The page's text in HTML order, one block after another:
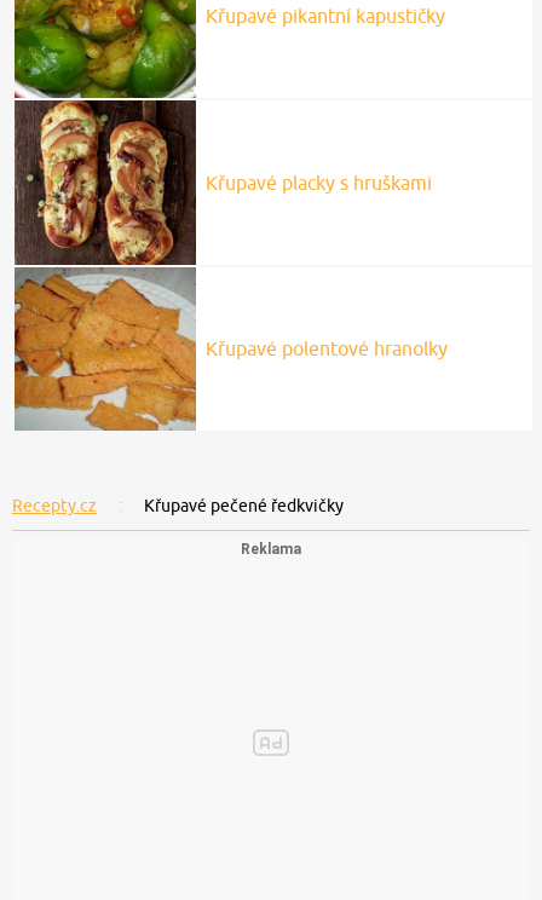
Křupavé pikantní kapustičky
Křupavé placky s hruškami
Křupavé polentové hranolky
Recepty.cz Křupavé pečené ředkvičky